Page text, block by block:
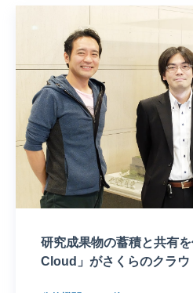
研究成果物の蓄積と共有
Cloud」がさくらのクラウ